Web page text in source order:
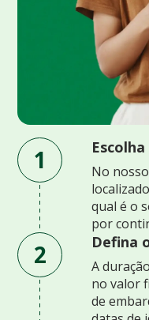
1
No
qual é o
por
2 Defina
A
no valor
de